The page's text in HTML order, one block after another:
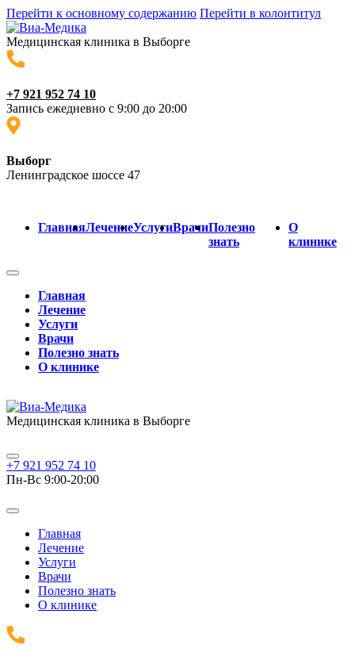
Перейти к основному содержанию Перейти в колонтитул
Медицинская клиника в Выборге
+7 921 952 74 10
Запись ежедневно с 9:00 до 20:00
Выборг
Ленинградское шоссе 47
ГлавнаяЛечениеУслугиВрачиПолезно
знать
О
клинике
Главная
Лечение
Услуги
Врачи
Полезно знать
О клинике
Медицинская клиника в Выборге
+7 921 952 74 10
Пн-Вс 9:00-20:00
Главная
Лечение
Услуги
Врачи
Полезно знать
О клинике